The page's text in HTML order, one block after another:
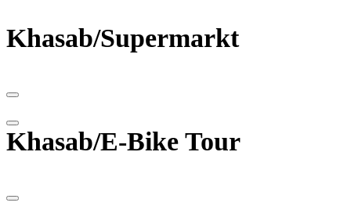
Khasab/Supermarkt
Khasab/E-Bike Tour